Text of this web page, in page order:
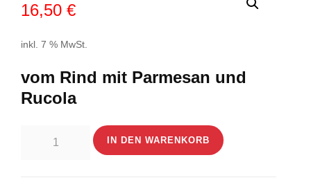
16,50 €
inkl. 7 % MwSt.
vom Rind mit Parmesan und
Rucola
IN DEN WARENKORB